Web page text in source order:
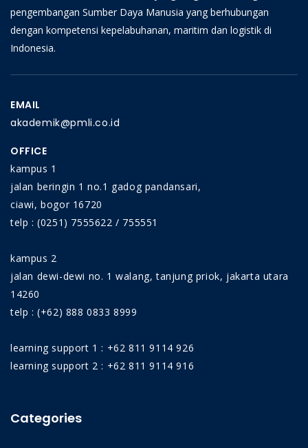
tentang GLC melalui sejumlah latihan. Pada hari
terakhir, penilaian akhir dilakukan untuk menilai
pengembangan Sumber Daya Manusia yang berhubungan
dengan kompetensi kepelabuhanan, maritim dan logistik di
Indonesia.
EMAIL
akademik@pmli.co.id
OFFICE
kampus 1
jalan beringin 1 no.1 gadog pandansari,
ciawi, bogor 16720
telp : (0251) 7555622 / 755551
kampus 2
jalan dewi-dewi no. 1 walang, tanjung priok, jakarta utara
14260
telp : (+62) 888 0833 8999
learning support 1 : +62 811 9114 926
learning support 2 : +62 811 9114 916
Categories